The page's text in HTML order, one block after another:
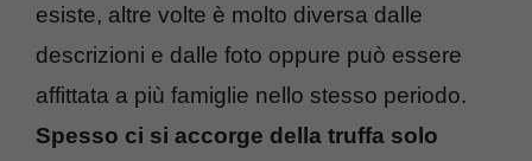
esiste, altre volte è molto diversa dalle
descrizioni e dalle foto oppure può essere
affittata a più famiglie nello stesso periodo.
Spesso ci si accorge della truffa solo